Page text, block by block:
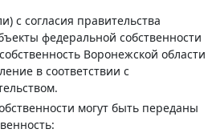
с согласия правительства
федеральной собственности
Воронежской области
в соответствии с
могут быть переданы